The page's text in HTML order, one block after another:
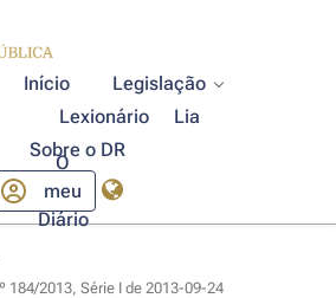
Início
Legislação
Lexionário
Lia
Sobre o DR
O
meu
Diário
184/2013, Série I de 2013-09-24